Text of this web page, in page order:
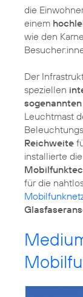
die
einem
wie den
Der
speziellen
sogenannten
Leuchtmast
Reichweite
installierte die
für die